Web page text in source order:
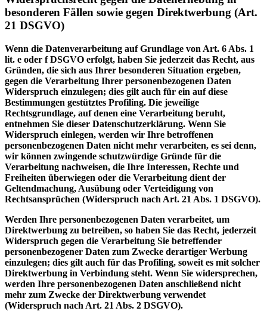
besonderen Fällen sowie gegen Direktwerbung (Art.
21 DSGVO)
Wenn die Datenverarbeitung auf Grundlage von Art. 6 Abs. 1
lit. e oder f DSGVO erfolgt, haben Sie jederzeit das Recht, aus
Gründen, die sich aus Ihrer besonderen Situation ergeben,
gegen die Verarbeitung Ihrer personenbezogenen Daten
Widerspruch einzulegen; dies gilt auch für ein auf diese
Bestimmungen gestütztes Profiling. Die jeweilige
Rechtsgrundlage, auf denen eine Verarbeitung beruht,
entnehmen Sie dieser Datenschutzerklärung. Wenn Sie
Widerspruch einlegen, werden wir Ihre betroffenen
personenbezogenen Daten nicht mehr verarbeiten, es sei denn,
wir können zwingende schutzwürdige Gründe für die
Verarbeitung nachweisen, die Ihre Interessen, Rechte und
Freiheiten überwiegen oder die Verarbeitung dient der
Geltendmachung, Ausübung oder Verteidigung von
Rechtsansprüchen (Widerspruch nach Art. 21 Abs. 1 DSGVO).
Werden Ihre personenbezogenen Daten verarbeitet, um
Direktwerbung zu betreiben, so haben Sie das Recht, jederzeit
Widerspruch gegen die Verarbeitung Sie betreffender
personenbezogener Daten zum Zwecke derartiger Werbung
einzulegen; dies gilt auch für das Profiling, soweit es mit solcher
Direktwerbung in Verbindung steht. Wenn Sie widersprechen,
werden Ihre personenbezogenen Daten anschließend nicht
mehr zum Zwecke der Direktwerbung verwendet
(Widerspruch nach Art. 21 Abs. 2 DSGVO).